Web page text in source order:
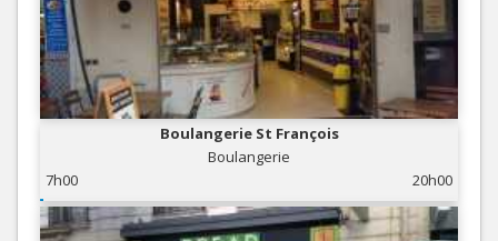
Boulangerie St François
Boulangerie
7h00
20h00